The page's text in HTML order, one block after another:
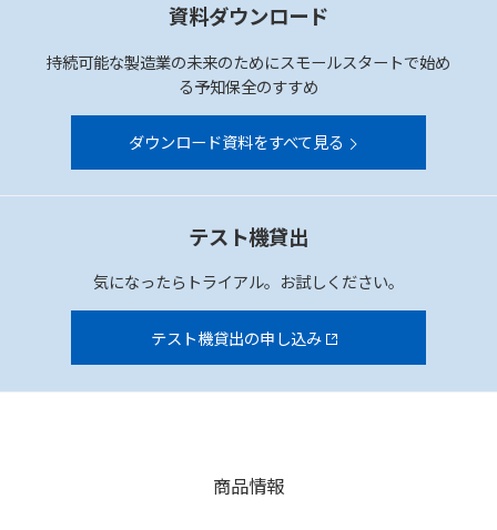
資料ダウンロード
持続可能な製造業の未来のためにスモールスタートで始め
る予知保全のすすめ
ダウンロード資料をすべて見る
テスト機貸出
気になったらトライアル。お試しください。
テスト機貸出の申し込み
商品情報